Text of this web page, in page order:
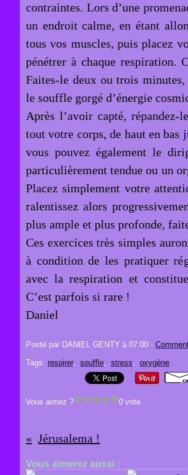
contraintes. Lors d’une
un endroit calme, en étant
tous vos muscles, puis placez
pénétrer à chaque respiration.
Faites-le deux ou trois
le souffle gorgé d’énergie
Après l’avoir capté,
tout votre corps, de haut en bas
vous pouvez également le
particulièrement tendue ou un
Placez simplement votre
ralentissez alors
plus ample et plus profonde,
Ces exercices très simples
à condition de les pratiquer
avec la respiration et
C’est parfois si rare !
Daniel
Posté par DANIEL GENTY à 07:00 -
Tags: respirer, souffle, stress, oxygène
Vous aimez ? 0 vote
Jérusalema !
Vous aimerez aussi :